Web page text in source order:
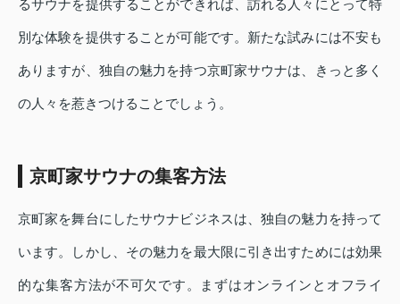
るサウナを提供することができれば、訪れる人々にとって特
別な体験を提供することが可能です。新たな試みには不安も
ありますが、独自の魅力を持つ京町家サウナは、きっと多く
の人々を惹きつけることでしょう。
京町家サウナの集客方法
京町家を舞台にしたサウナビジネスは、独自の魅力を持って
います。しかし、その魅力を最大限に引き出すためには効果
的な集客方法が不可欠です。まずはオンラインとオフライ